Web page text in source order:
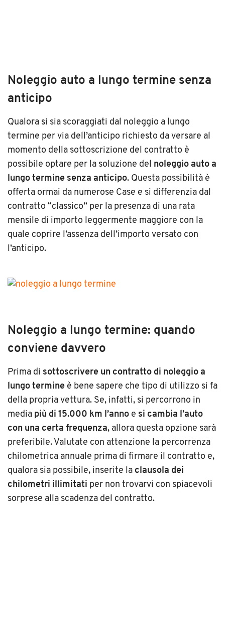
Noleggio auto a lungo termine senza
anticipo
Qualora si sia scoraggiati dal noleggio a lungo
termine per via dell’anticipo richiesto da versare al
momento della sottoscrizione del contratto è
possibile optare per la soluzione del noleggio auto a
lungo termine senza anticipo. Questa possibilità è
offerta ormai da numerose Case e si differenzia dal
contratto “classico” per la presenza di una rata
mensile di importo leggermente maggiore con la
quale coprire l’assenza dell’importo versato con
l’anticipo.
Noleggio a lungo termine: quando
conviene davvero
Prima di sottoscrivere un contratto di noleggio a
lungo termine è bene sapere che tipo di utilizzo si fa
della propria vettura. Se, infatti, si percorrono in
media più di 15.000 km l’anno e si cambia l’auto
con una certa frequenza, allora questa opzione sarà
preferibile. Valutate con attenzione la percorrenza
chilometrica annuale prima di firmare il contratto e,
qualora sia possibile, inserite la clausola dei
chilometri illimitati per non trovarvi con spiacevoli
sorprese alla scadenza del contratto.